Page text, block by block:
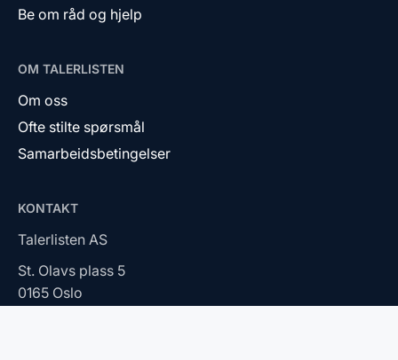
Be om råd og hjelp
OM TALERLISTEN
Om oss
Ofte stilte spørsmål
Samarbeidsbetingelser
KONTAKT
Talerlisten AS
St. Olavs plass 5
0165 Oslo